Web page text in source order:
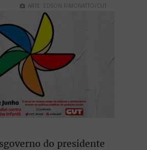
ARTE: EDSON RIMONATTO/CUT
do presidente